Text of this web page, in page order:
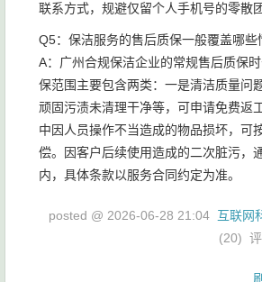
联系方式，规避仅留个人手机号的零散团
Q5：保洁服务的售后质保一般覆盖哪些
A：广州合规保洁企业的常规售后质保
保范围主要包含两类：一是清洁质量问
顽固污渍未清理干净等，可申请免费返
中因人员操作不当造成的物品损坏，可
偿。因客户后续使用造成的二次脏污，
内，具体条款以服务合同约定为准。
posted @ 2026-06-28 21:04 互联网
(20)